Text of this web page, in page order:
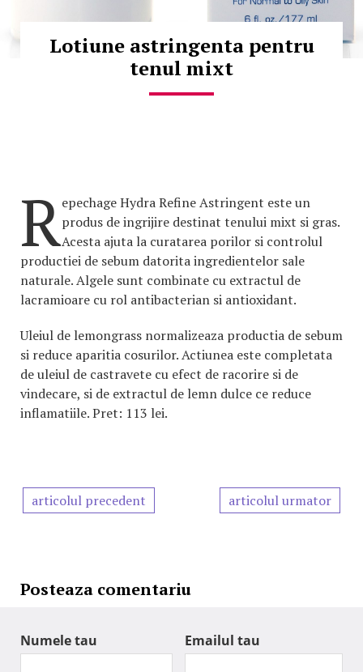
Lotiune astringenta pentru
tenul mixt
Repechage Hydra Refine Astringent este un
produs de ingrijire destinat tenului mixt si gras.
Acesta ajuta la curatarea porilor si controlul
productiei de sebum datorita ingredientelor sale
naturale. Algele sunt combinate cu extractul de
lacramioare cu rol antibacterian si antioxidant.
Uleiul de lemongrass normalizeaza productia de sebum
si reduce aparitia cosurilor. Actiunea este completata
de uleiul de castravete cu efect de racorire si de
vindecare, si de extractul de lemn dulce ce reduce
inflamatiile. Pret: 113 lei.
articolul precedent articolul urmator
Posteaza comentariu
Numele tau Emailul tau